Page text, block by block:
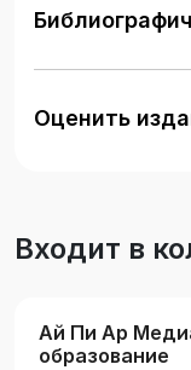
состояние
экологов,
использована
Оценить
Входит в
Ай Пи Ар
образование